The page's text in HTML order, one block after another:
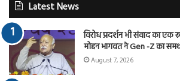
Latest News
विरोध प्रदर्शन भी संवाद का
मोहन भागवत ने Gen -Z का
August 7, 2026